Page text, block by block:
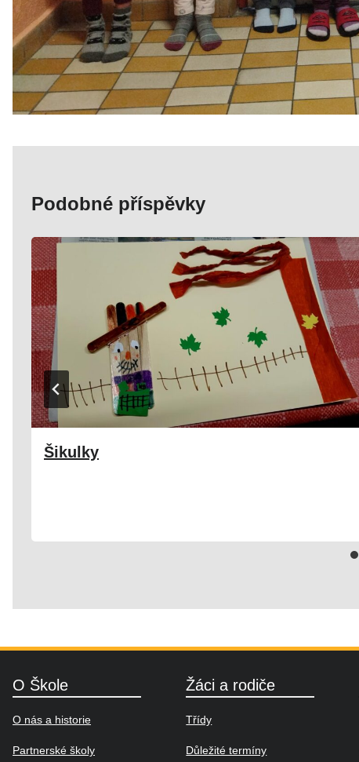
Podobné příspěvky
Šikulky
O Škole
O nás a historie
Partnerské školy
Žáci a rodiče
Třídy
Důležité termíny